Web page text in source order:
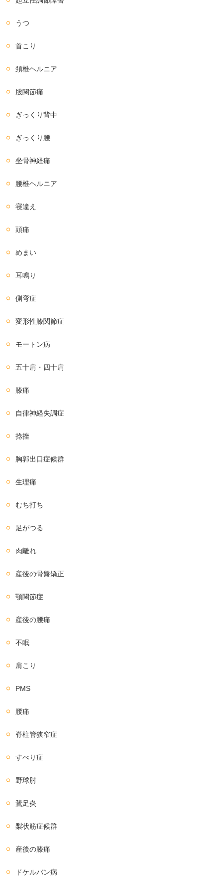
うつ
首こり
頚椎ヘルニア
股関節痛
ぎっくり背中
ぎっくり腰
坐骨神経痛
腰椎ヘルニア
寝違え
頭痛
めまい
耳鳴り
側弯症
変形性膝関節症
モートン病
五十肩・四十肩
膝痛
自律神経失調症
捻挫
胸郭出口症候群
生理痛
むち打ち
足がつる
肉離れ
産後の骨盤矯正
顎関節症
産後の腰痛
不眠
肩こり
PMS
腰痛
脊柱管狭窄症
すべり症
野球肘
鵞足炎
梨状筋症候群
産後の膝痛
ドケルバン病